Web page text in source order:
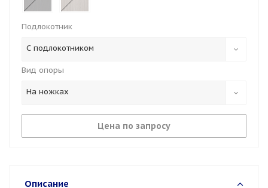
Подлокотник
С подлокотником
Вид опоры
На ножках
Цена по запросу
Описание